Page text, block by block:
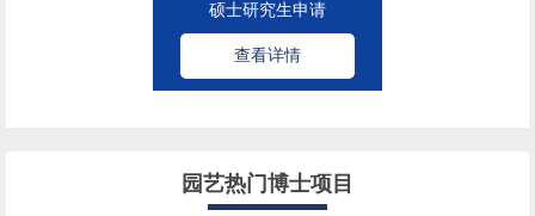
硕士研究生申请
查看详情
园艺热门博士项目